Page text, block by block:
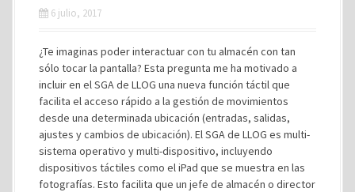
6 julio, 2017
¿Te imaginas poder interactuar con tu almacén con tan
sólo tocar la pantalla? Esta pregunta me ha motivado a
incluir en el SGA de LLOG una nueva función táctil que
facilita el acceso rápido a la gestión de movimientos
desde una determinada ubicación (entradas, salidas,
ajustes y cambios de ubicación). El SGA de LLOG es multi-
sistema operativo y multi-dispositivo, incluyendo
dispositivos táctiles como el iPad que se muestra en las
fotografías. Esto facilita que un jefe de almacén o director